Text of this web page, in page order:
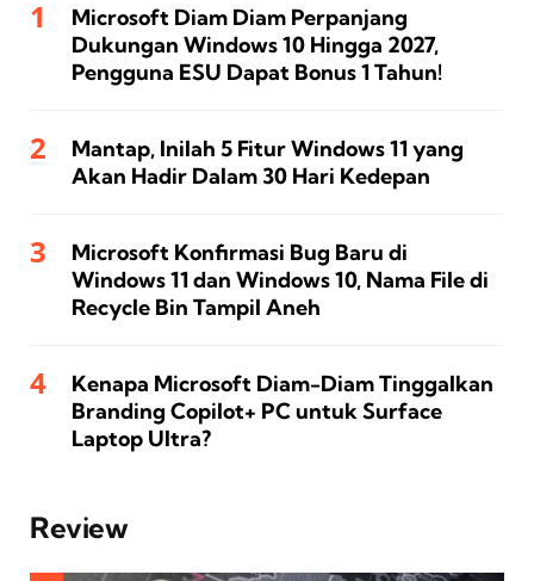
Microsoft Diam Diam Perpanjang
Dukungan Windows 10 Hingga 2027,
Pengguna ESU Dapat Bonus 1 Tahun!
Mantap, Inilah 5 Fitur Windows 11 yang
Akan Hadir Dalam 30 Hari Kedepan
Microsoft Konfirmasi Bug Baru di
Windows 11 dan Windows 10, Nama File di
Recycle Bin Tampil Aneh
Kenapa Microsoft Diam-Diam Tinggalkan
Branding Copilot+ PC untuk Surface
Laptop Ultra?
Review